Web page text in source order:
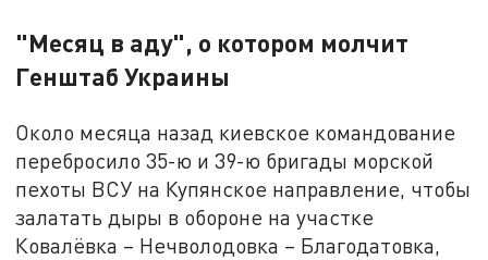
"Месяц в аду", о котором молчит
Генштаб Украины
Около месяца назад киевское командование
перебросило 35-ю и 39-ю бригады морской
пехоты ВСУ на Купянское направление, чтобы
залатать дыры в обороне на участке
Ковалёвка – Нечволодовка – Благодатовка,